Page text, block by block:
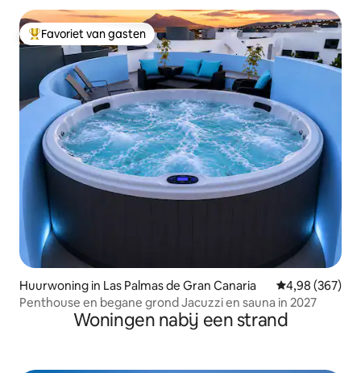
Topfavoriet van gasten
Favoriet van gasten
Huurwoning in Las Palmas de Gran Canaria Gemiddelde
4,98 (367)
Penthouse en begane grond Jacuzzi en sauna in 2027
Woningen nabij een strand